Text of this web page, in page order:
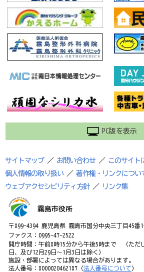
PC版を表示
サイトマップ ／ お問い合わせ ／ このサイト
個人情報の取り扱い ／ 著作権・リンクについ
ウェブアクセシビリティ方針 ／ リンク集
霧島市役所
〒899-4394 鹿児島県 霧島市国分中央三丁目45
ファクス：0995-47-2522
開庁時間：午前8時15分から午後5時まで （ただ
日、及び12月29日～1月3日は除く）
施設・部署によっては異なる場合があります。
法人番号：8000020462187（法人番号について）